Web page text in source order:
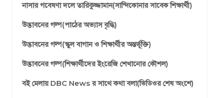
নাসার গবেষণা দলে তারিকুজ্জামান(সান্দিকোনার সাবেক শিক্ষার্থী)
উদ্ভাবনের গল্প(পাঠের অভ্যাস বৃদ্ধি)
উদ্ভাবনের গল্প(স্কুল বাগান ও শিক্ষার্থীর অন্তর্ভূক্তি)
উদ্ভাবনের গল্প(শিক্ষার্থীদের ইংরেজি শেখানোর কৌশল)
বই মেলায় DBC News র সাথে কথা বলা(ভিডিওর শেষ অংশে)